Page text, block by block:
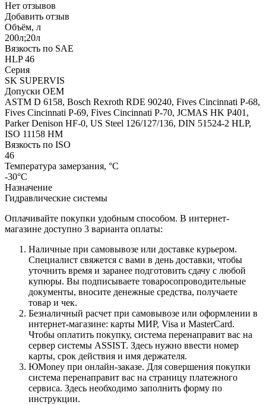
Нет отзывов
Добавить отзыв
Объём, л
200л;20л
Вязкость по SAE
HLP 46
Серия
SK SUPERVIS
Допуски OEM
ASTM D 6158, Bosch Rexroth RDE 90240, Fives Cincinnati P-68,
Fives Cincinnati P-69, Fives Cincinnati P-70, JCMAS HK P401,
Parker Denison HF-0, US Steel 126/127/136, DIN 51524-2 HLP,
ISO 11158 HM
Вязкость по ISO
46
Температура замерзания, °С
-30°С
Назначение
Гидравлические системы
Оплачивайте покупки удобным способом. В интернет-
магазине доступно 3 варианта оплаты:
Наличные при самовывозе или доставке курьером.
Специалист свяжется с вами в день доставки, чтобы
уточнить время и заранее подготовить сдачу с любой
купюры. Вы подписываете товаросопроводительные
документы, вносите денежные средства, получаете
товар и чек.
Безналичный расчет при самовывозе или оформлении в
интернет-магазине: карты МИР, Visa и MasterCard.
Чтобы оплатить покупку, система перенаправит вас на
сервер системы ASSIST. Здесь нужно ввести номер
карты, срок действия и имя держателя.
ЮMoney при онлайн-заказе. Для совершения покупки
система перенаправит вас на страницу платежного
сервиса. Здесь необходимо заполнить форму по
инструкции.